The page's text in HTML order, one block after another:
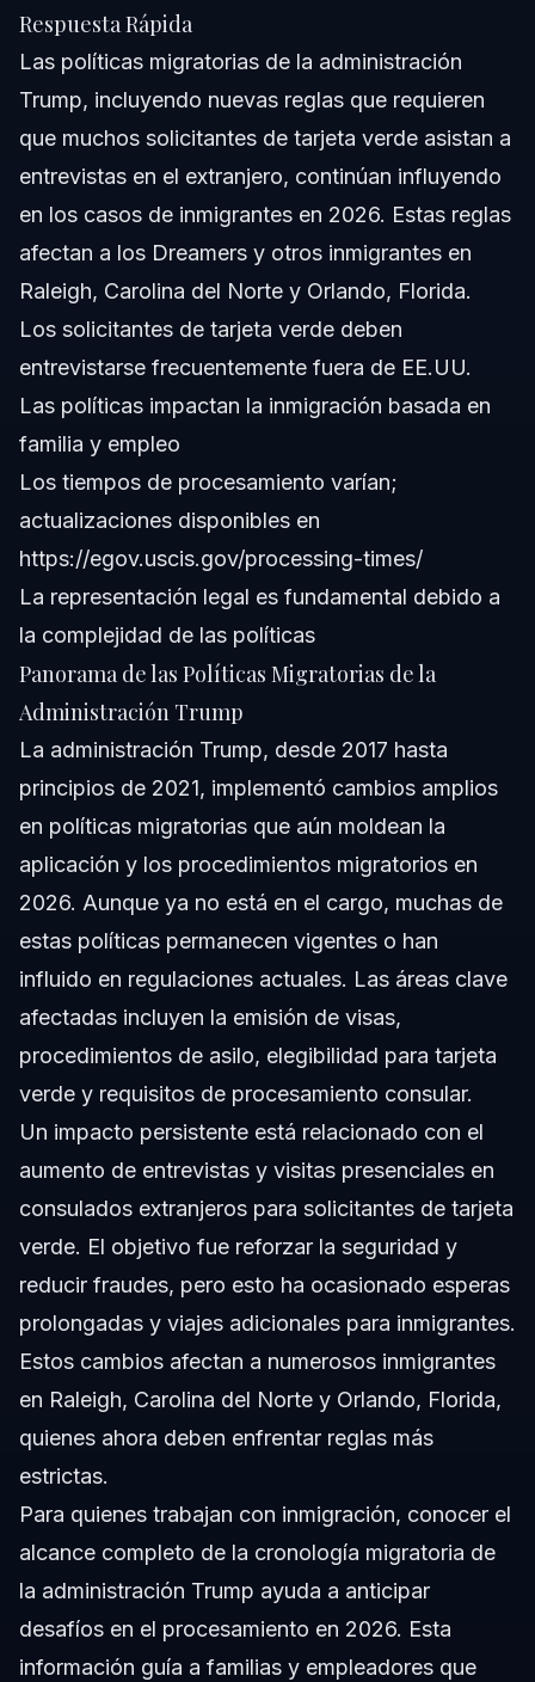
Respuesta Rápida
Las políticas migratorias de la administración
Trump, incluyendo nuevas reglas que requieren
que muchos solicitantes de tarjeta verde asistan a
entrevistas en el extranjero, continúan influyendo
en los casos de inmigrantes en 2026. Estas reglas
afectan a los Dreamers y otros inmigrantes en
Raleigh, Carolina del Norte y Orlando, Florida.
Los solicitantes de tarjeta verde deben
entrevistarse frecuentemente fuera de EE.UU.
Las políticas impactan la inmigración basada en
familia y empleo
Los tiempos de procesamiento varían;
actualizaciones disponibles en
https://egov.uscis.gov/processing-times/
La representación legal es fundamental debido a
la complejidad de las políticas
Panorama de las Políticas Migratorias de la
Administración Trump
La administración Trump, desde 2017 hasta
principios de 2021, implementó cambios amplios
en políticas migratorias que aún moldean la
aplicación y los procedimientos migratorios en
2026. Aunque ya no está en el cargo, muchas de
estas políticas permanecen vigentes o han
influido en regulaciones actuales. Las áreas clave
afectadas incluyen la emisión de visas,
procedimientos de asilo, elegibilidad para tarjeta
verde y requisitos de procesamiento consular.
Un impacto persistente está relacionado con el
aumento de entrevistas y visitas presenciales en
consulados extranjeros para solicitantes de tarjeta
verde. El objetivo fue reforzar la seguridad y
reducir fraudes, pero esto ha ocasionado esperas
prolongadas y viajes adicionales para inmigrantes.
Estos cambios afectan a numerosos inmigrantes
en Raleigh, Carolina del Norte y Orlando, Florida,
quienes ahora deben enfrentar reglas más
estrictas.
Para quienes trabajan con inmigración, conocer el
alcance completo de la cronología migratoria de
la administración Trump ayuda a anticipar
desafíos en el procesamiento en 2026. Esta
información guía a familias y empleadores que